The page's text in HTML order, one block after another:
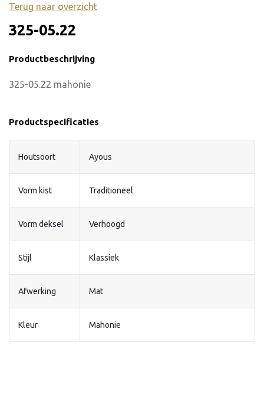
Terug naar overzicht
325-05.22
Productbeschrijving
325-05.22 mahonie
Productspecificaties
Houtsoort Ayous
Vorm kist Traditioneel
Vorm deksel Verhoogd
Stijl Klassiek
Afwerking Mat
Kleur Mahonie